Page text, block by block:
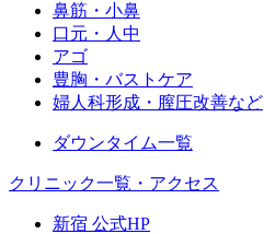
鼻筋・小鼻
口元・人中
アゴ
豊胸・バストケア
婦人科形成・膣圧改善など
ダウンタイム一覧
クリニック一覧・アクセス
新宿 公式HP